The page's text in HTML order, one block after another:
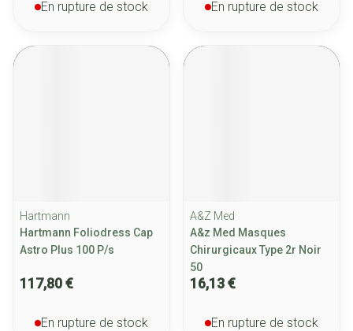
En rupture de stock En rupture de stock
Hartmann
Hartmann Foliodress Cap
Astro Plus 100 P/s
117,80 €
En rupture de stock
A&Z Med
A&z Med Masques
Chirurgicaux Type 2r Noir
50
16,13 €
En rupture de stock